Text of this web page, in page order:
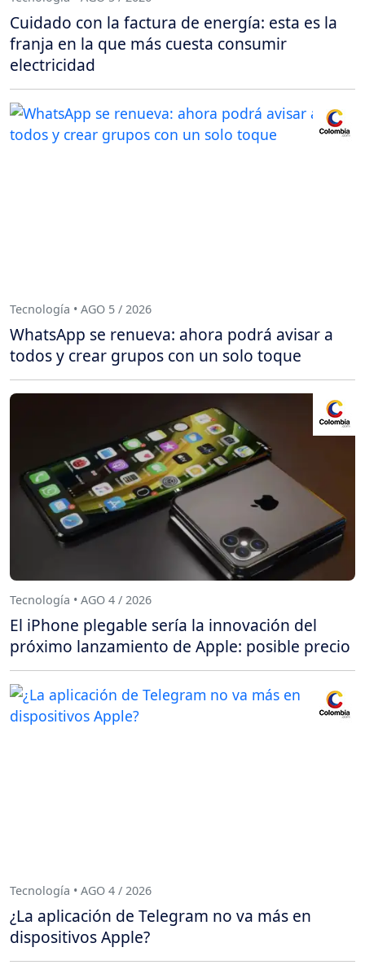
Cuidado con la factura de energía: esta es la
franja en la que más cuesta consumir
electricidad
Tecnología • AGO 5 / 2026
WhatsApp se renueva: ahora podrá avisar a
todos y crear grupos con un solo toque
Tecnología • AGO 4 / 2026
El iPhone plegable sería la innovación del
próximo lanzamiento de Apple: posible precio
Tecnología • AGO 4 / 2026
¿La aplicación de Telegram no va más en
dispositivos Apple?